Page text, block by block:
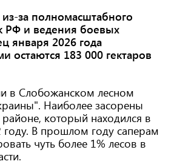
за полномасштабного
РФ и ведения боевых
января 2026 года
остаются 183 000 гектаров
в Слобожанском лесном
Наиболее засорены
который находился в
году. В прошлом году саперам
чуть более 1% лесов в